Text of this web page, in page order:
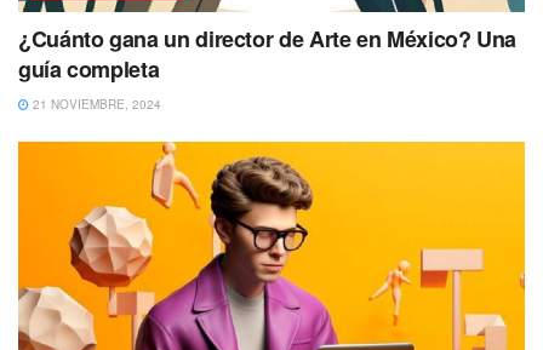
¿Cuánto gana un director de Arte en México? Una
guía completa
21 NOVIEMBRE, 2024